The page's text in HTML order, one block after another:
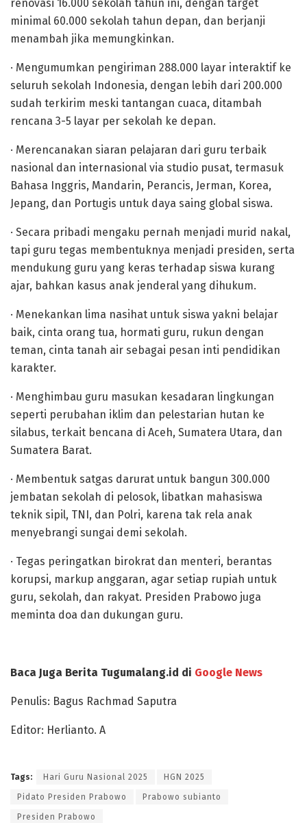
renovasi 16.000 sekolah tahun ini, dengan target
minimal 60.000 sekolah tahun depan, dan berjanji
menambah jika memungkinkan.
· Mengumumkan pengiriman 288.000 layar interaktif ke
seluruh sekolah Indonesia, dengan lebih dari 200.000
sudah terkirim meski tantangan cuaca, ditambah
rencana 3-5 layar per sekolah ke depan.
· Merencanakan siaran pelajaran dari guru terbaik
nasional dan internasional via studio pusat, termasuk
Bahasa Inggris, Mandarin, Perancis, Jerman, Korea,
Jepang, dan Portugis untuk daya saing global siswa.
· Secara pribadi mengaku pernah menjadi murid nakal,
tapi guru tegas membentuknya menjadi presiden, serta
mendukung guru yang keras terhadap siswa kurang
ajar, bahkan kasus anak jenderal yang dihukum.
· Menekankan lima nasihat untuk siswa yakni belajar
baik, cinta orang tua, hormati guru, rukun dengan
teman, cinta tanah air sebagai pesan inti pendidikan
karakter.
· Menghimbau guru masukan kesadaran lingkungan
seperti perubahan iklim dan pelestarian hutan ke
silabus, terkait bencana di Aceh, Sumatera Utara, dan
Sumatera Barat.
· Membentuk satgas darurat untuk bangun 300.000
jembatan sekolah di pelosok, libatkan mahasiswa
teknik sipil, TNI, dan Polri, karena tak rela anak
menyebrangi sungai demi sekolah.
· Tegas peringatkan birokrat dan menteri, berantas
korupsi, markup anggaran, agar setiap rupiah untuk
guru, sekolah, dan rakyat. Presiden Prabowo juga
meminta doa dan dukungan guru.
Baca Juga Berita Tugumalang.id di Google News
Penulis: Bagus Rachmad Saputra
Editor: Herlianto. A
Tags: Hari Guru Nasional 2025 HGN 2025
Pidato Presiden Prabowo Prabowo subianto
Presiden Prabowo